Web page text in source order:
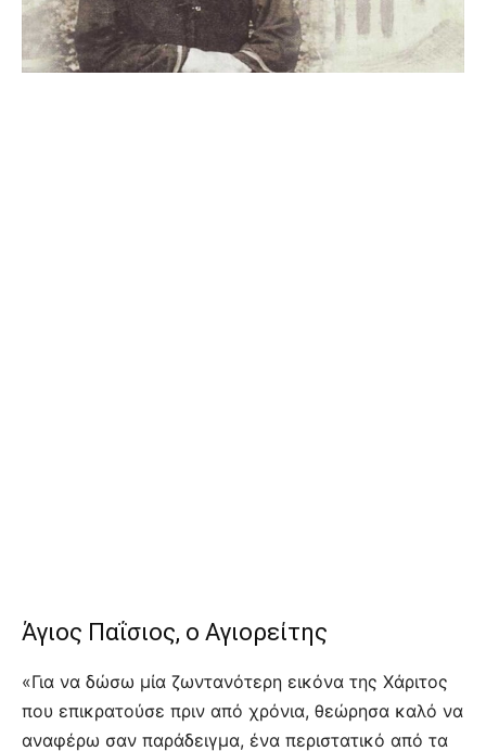
Άγιος Παΐσιος, ο Αγιορείτης
«Για να δώσω μία ζωντανότερη εικόνα της Χάριτος
που επικρατούσε πριν από χρόνια, θεώρησα καλό να
αναφέρω σαν παράδειγμα, ένα περιστατικό από τα